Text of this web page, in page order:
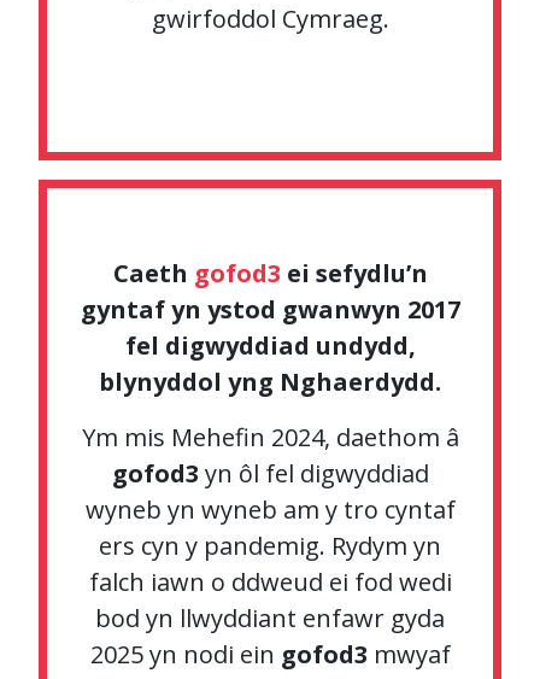
gwirfoddol Cymraeg.
Caeth gofod3 ei sefydlu’n
gyntaf yn ystod gwanwyn 2017
fel digwyddiad undydd,
blynyddol yng Nghaerdydd.
Ym mis Mehefin 2024, daethom â
gofod3 yn ôl fel digwyddiad
wyneb yn wyneb am y tro cyntaf
ers cyn y pandemig. Rydym yn
falch iawn o ddweud ei fod wedi
bod yn llwyddiant enfawr gyda
2025 yn nodi ein gofod3 mwyaf